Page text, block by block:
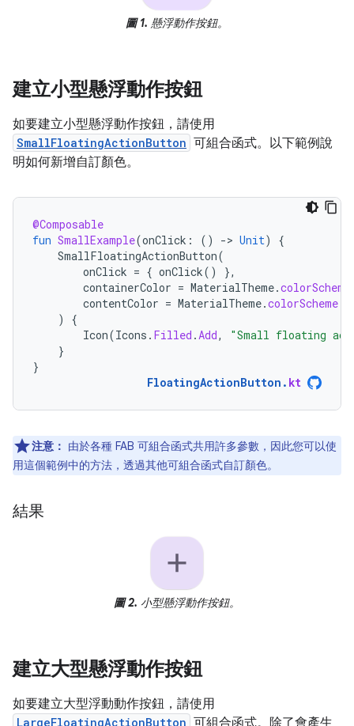
圖 1. 懸浮動作按鈕。
建立小型懸浮動作按鈕
如要建立小型懸浮動作按鈕，請使用
SmallFloatingActionButton 可組合函式。以下範例說
明如何新增自訂顏色。
@Composable
fun SmallExample(onClick : () -> Unit)
{
SmallFloatingActionButton(
onClick = { onClick()
},
containerColor = MaterialTheme.colorScheme
contentColor = MaterialTheme.colorScheme
)
{
Icon(Icons . Filled .Add,
"Small floating
}
}
FloatingActionButton . kt
注意： 由於各種 FAB 可組合函式共用許多參數，因此您可以使
用這個範例中的方法，透過其他可組合函式自訂顏色。
結果
圖 2. 小型懸浮動作按鈕。
建立大型懸浮動作按鈕
如要建立大型浮動動作按鈕，請使用
LargeFloatingActionButton 可組合函式。除了會產生